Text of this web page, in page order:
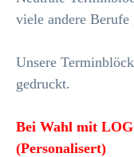
viele andere Berufe
Unsere
gedruckt.
Bei Wahl mit
(Personalisert)